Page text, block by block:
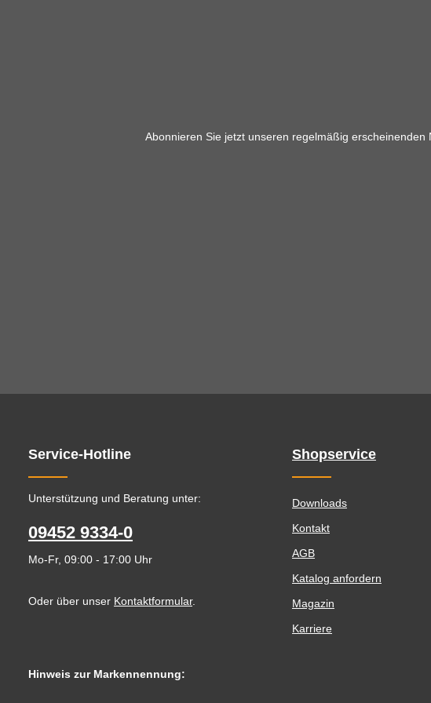
Abonnieren Sie jetzt unseren regelmäßig
Service-Hotline
Unterstützung und Beratung unter:
09452 9334-0
Mo-Fr, 09:00 - 17:00 Uhr
Oder über unser Kontaktformular.
Shopservice
Downloads
Kontakt
AGB
Katalog anfordern
Magazin
Karriere
Hinweis zur Markennennung: